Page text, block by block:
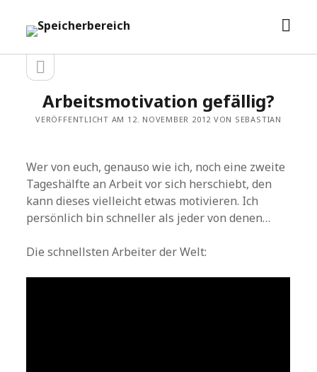
Speicherbereich
Seitenleiste
Seitenleiste
öffnen
Arbeitsmotivation gefällig?
VERÖFFENTLICHT AM 12. NOVEMBER 2012 VON SEBASTIAN
Wer von euch, genauso wie ich, noch eine zweite
Tageshälfte an Arbeit vor sich herschiebt, den
kann dieses vielleicht etwas motivieren. Ich
persönlich bin schneller als jeder von denen…
Die schnellsten Arbeiter der Welt: